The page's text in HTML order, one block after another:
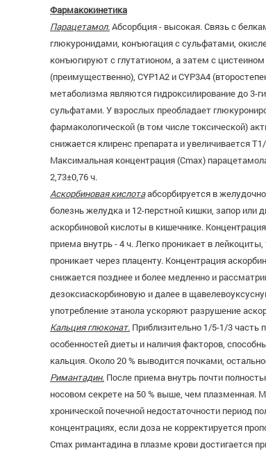
Фармакокинетика
Парацетамол.Абсорбция - высокая. Связь с
глюкуронидами, конъюгация с сульфатами,
конъюгируют с глутатионом, а затем с
(преимущественно), CYP1A2 и CYP3A4
метаболизма являются гидроксилирование до 3-
сульфатами. У взрослых преобладает
фармакологической (в том числе токсической)
снижается клиренс препарата и увеличивается
Максимальная концентрация (Cmax)
2,73±0,76 ч.
Аскорбиновая кислотаабсорбируется в
болезнь желудка и 12-перстной кишки, запор
аскорбиновой кислоты в кишечнике.
приема внутрь - 4 ч. Легко проникает в
проникает через плаценту. Концентрация
снижается позднее и более медленно и
дезоксиаскорбиновую и далее в
употребление этанола ускоряют разрушение
Кальция глюконат. Приблизительно 1/5-1/3 часть
особенностей диеты и наличия факторов,
кальция. Около 20 % выводится почками,
Римантадин. После приема внутрь почти
носовом секрете на 50 % выше, чем плазменная.
хронической почечной недостаточности период
концентрациях, если доза не корректируется
Cmax римантадина в плазме крови достигается